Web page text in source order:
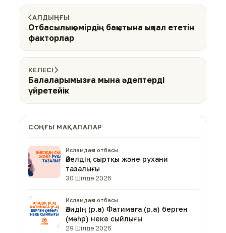
АЛДЫҢҒЫ
Отбасылық өмірдің бақытына ықпал ететін
факторлар
КЕЛЕСІ
Балаларымызға мына әдептерді
үйретейік
СОҢҒЫ МАҚАЛАЛАР
Исламдағы отбасы
Әйелдің сыртқы және рухани
тазалығы
30 Шілде 2026
Исламдағы отбасы
Әлидің (р.а) Фатимаға (р.а) берген
(мәһр) неке сыйлығы
29 Шілде 2026